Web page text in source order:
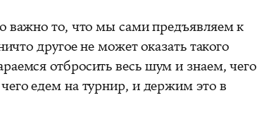
важно то, что мы сами предъявляем к
другое не может оказать такого
отбросить весь шум и знаем, чего
едем на турнир, и держим это в